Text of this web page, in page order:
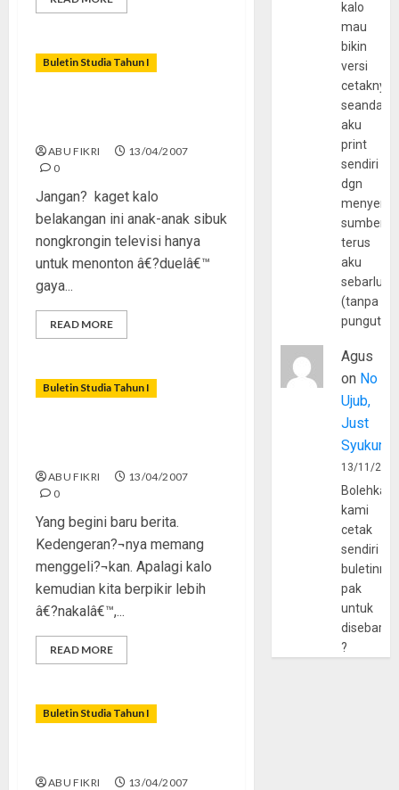
Buletin Studia Tahun I
ABU FIKRI
13/04/2007
0
Jangan? kaget kalo
belakangan ini anak-anak sibuk
nongkrongin televisi hanya
untuk menonton â€?duelâ€™
gaya...
READ MORE
Buletin Studia Tahun I
ABU FIKRI
13/04/2007
0
Yang begini baru berita.
Kedengeran?¬nya memang
menggeli?¬kan. Apalagi kalo
kemudian kita berpikir lebih
â€?nakalâ€™,...
READ MORE
Buletin Studia Tahun I
ABU FIKRI
13/04/2007
kalo
mau
bikin
versi
cetaknya
aku
print
sendiri
dgn
sumber
terus
aku
(tanpa
Agus
on No
Ujub,
Just
Syukur
13/11/
Bolehkah
kami
cetak
sendiri
pak
untuk
?